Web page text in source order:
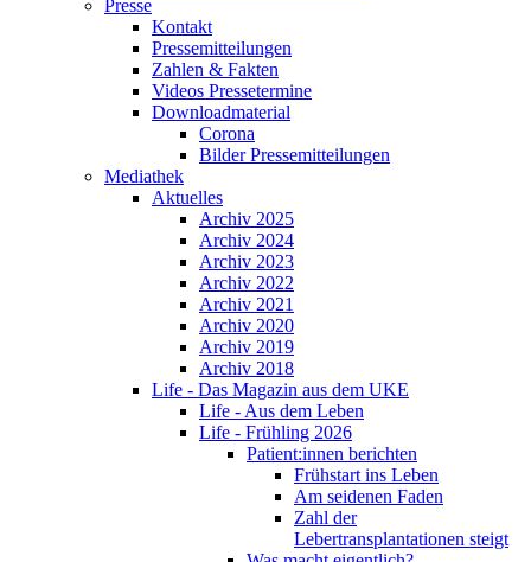
Presse
Kontakt
Pressemitteilungen
Zahlen & Fakten
Videos Pressetermine
Downloadmaterial
Corona
Bilder Pressemitteilungen
Mediathek
Aktuelles
Archiv 2025
Archiv 2024
Archiv 2023
Archiv 2022
Archiv 2021
Archiv 2020
Archiv 2019
Archiv 2018
Life - Das Magazin aus dem UKE
Life - Aus dem Leben
Life - Frühling 2026
Patient:innen berichten
Frühstart ins Leben
Am seidenen Faden
Zahl der
Lebertransplantationen steigt